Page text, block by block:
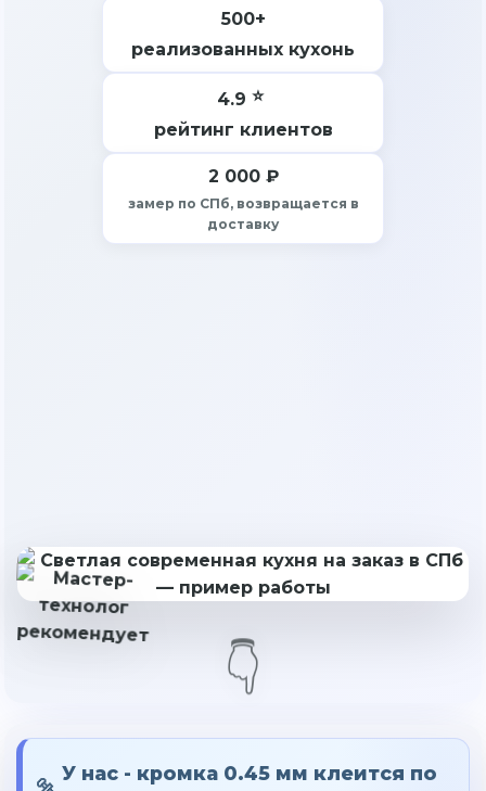
500+
реализованных кухонь
4.9
рейтинг клиентов
2 000 ₽
замер по СПб, возвращается в
доставку
👇
У нас - кромка 0.45 мм клеится по